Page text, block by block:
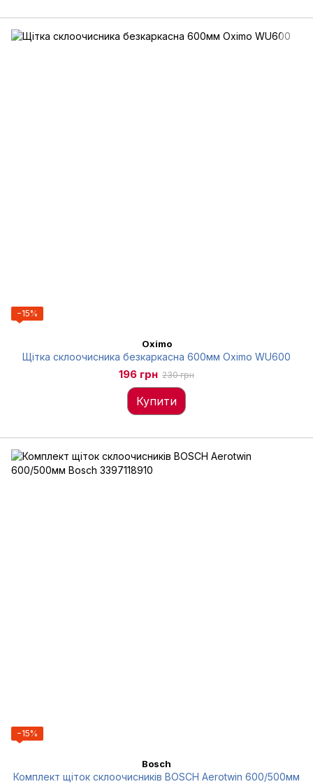
−15%
Oximo
Щітка склоочисника безкаркасна 600мм Oximo WU600
196 грн 230 грн
Купити
−15%
Bosch
Комплект щіток склоочисників BOSCH Aerotwin 600/500мм